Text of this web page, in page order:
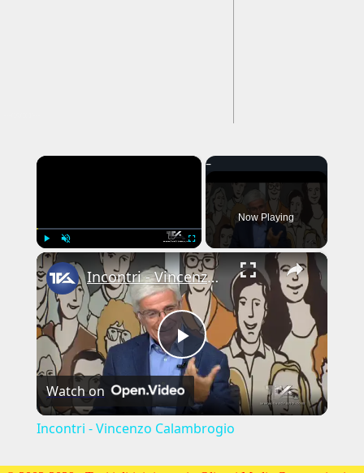
×
Play Fullscreen
Now Playing
×
Play
Video
Incontri - Vincenzo Calambrogio
Watch on
Incontri - Vincenzo Calambrogio